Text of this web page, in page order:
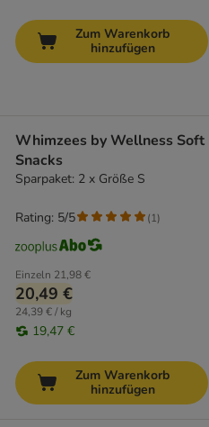
Zum Warenkorb
hinzufügen
Whimzees by Wellness Soft
Snacks
Sparpaket: 2 x Größe S
Einzeln 21,98 €
20,49 €
24,39 € / kg
19,47 €
Rating: 5/5 (1)
Zum Warenkorb
hinzufügen